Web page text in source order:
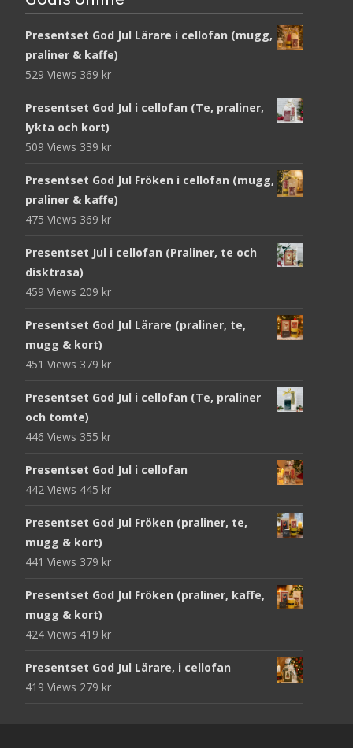
Presentset God Jul Lärare i cellofan (mugg,
praliner & kaffe)
529 Views 369 kr
Presentset God Jul i cellofan (Te, praliner,
lykta och kort)
509 Views 339 kr
Presentset God Jul Fröken i cellofan (mugg,
praliner & kaffe)
475 Views 369 kr
Presentset Jul i cellofan (Praliner, te och
disktrasa)
459 Views 209 kr
Presentset God Jul Lärare (praliner, te,
mugg & kort)
451 Views 379 kr
Presentset God Jul i cellofan (Te, praliner
och tomte)
446 Views 355 kr
Presentset God Jul i cellofan
442 Views 445 kr
Presentset God Jul Fröken (praliner, te,
mugg & kort)
441 Views 379 kr
Presentset God Jul Fröken (praliner, kaffe,
mugg & kort)
424 Views 419 kr
Presentset God Jul Lärare, i cellofan
419 Views 279 kr